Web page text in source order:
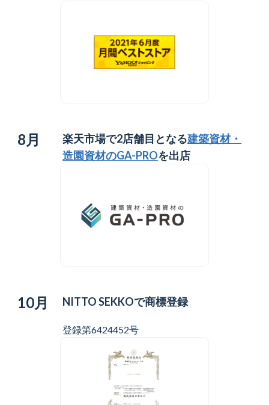
8月 楽天市場で2店舗目となる建築資材・
造園資材のGA-PROを出店
10月 NITTO SEKKOで商標登録
登録第6424452号